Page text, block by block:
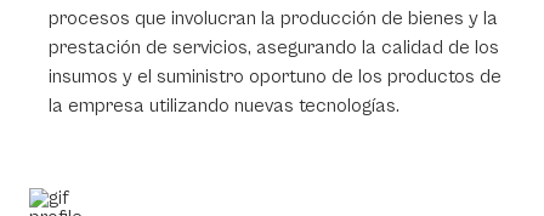
procesos que involucran la producción de bienes y la
prestación de servicios, asegurando la calidad de los
insumos y el suministro oportuno de los productos de
la empresa utilizando nuevas tecnologías.